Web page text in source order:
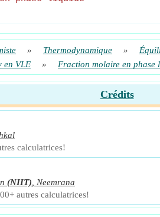
» Thermodynamique »
en VLE
» Fraction molaire en
Crédits
calculatrices!
(NIIT)
Neemrana
autres calculatrices!